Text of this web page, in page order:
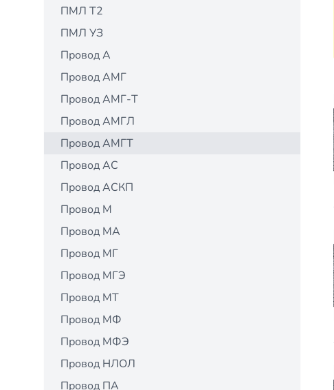
ПМЛ Т2
ПМЛ УЗ
Провод А
Провод АМГ
Провод АМГ-Т
Провод АМГЛ
Провод АМГТ
Провод АС
Провод АСКП
Провод М
Провод МА
Провод МГ
Провод МГЭ
Провод МТ
Провод МФ
Провод МФЭ
Провод НЛОЛ
Провод ПА